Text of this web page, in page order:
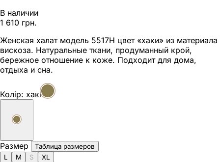
В наличии
1 610 грн.
Женская халат модель 5517Н цвет «хаки» из материала
вискоза. Натуральные ткани, продуманный крой,
бережное отношение к коже. Подходит для дома,
отдыха и сна.
Колір: хакі
Размер
Таблица размеров
L
M S
XL